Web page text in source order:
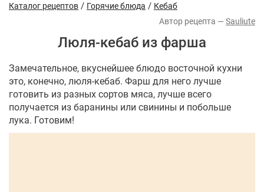
Каталог рецептов / Горячие блюда / Кебаб
Sauliute
Люля-кебаб из фарша
Замечательное, вкуснейшее блюдо восточной кухни
это, конечно, люля-кебаб. Фарш для него лучше
готовить из разных сортов мяса, лучше всего
получается из баранины или свинины и побольше
лука. Готовим!